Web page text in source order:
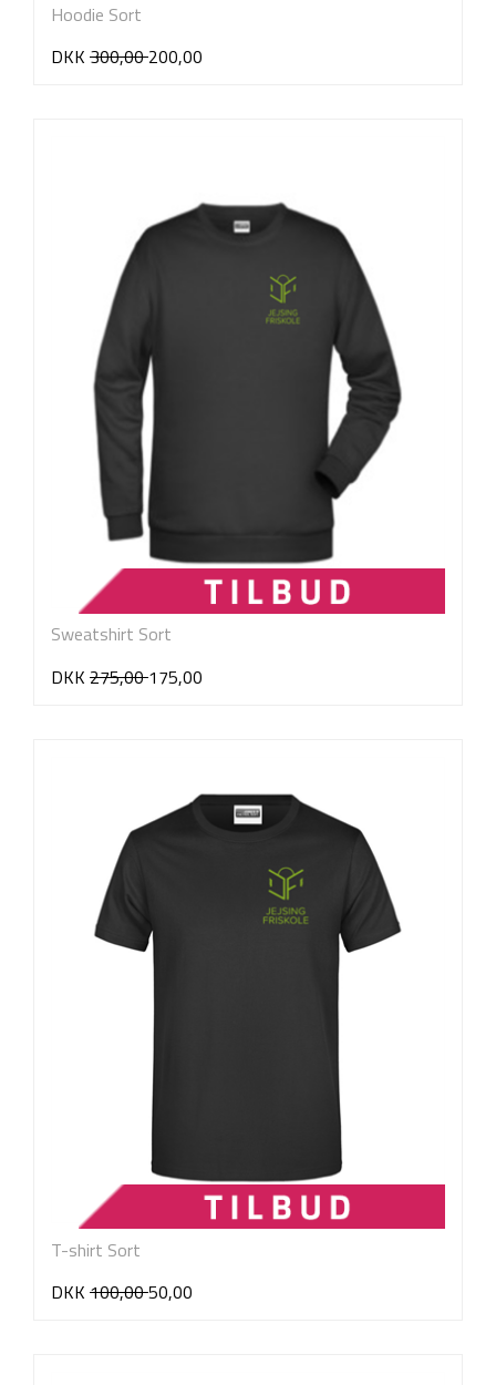
Hoodie Sort
DKK 300,00200,00
Sweatshirt Sort
DKK 275,00175,00
T-shirt Sort
DKK 100,0050,00